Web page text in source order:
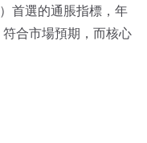
首選的通脹指標，年
合市場預期，而核心